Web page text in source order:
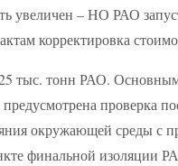
увеличен – НО РАО
корректировка
тыс. тонн РАО.
проверка
окружающей среды с
финальной изоляции